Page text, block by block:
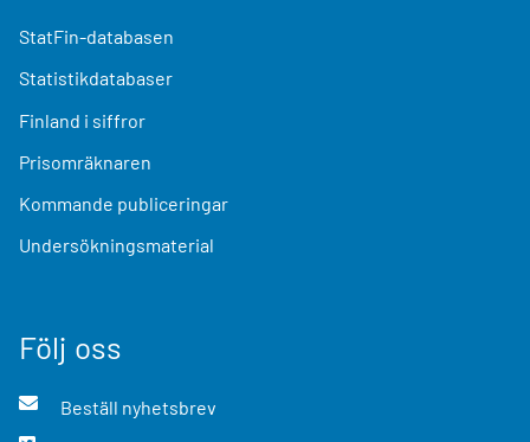
StatFin-databasen
Statistikdatabaser
Finland i siffror
Prisomräknaren
Kommande publiceringar
Undersökningsmaterial
Följ oss
Beställ nyhetsbrev